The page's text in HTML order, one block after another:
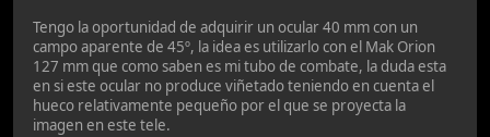
Tengo la oportunidad de adquirir un ocular 40 mm con un
campo aparente de 45º, la idea es utilizarlo con el Mak Orion
127 mm que como saben es mi tubo de combate, la duda esta
en si este ocular no produce viñetado teniendo en cuenta el
hueco relativamente pequeño por el que se proyecta la
imagen en este tele.